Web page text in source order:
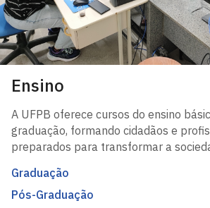
Ensino
A UFPB oferece cursos do ensino
graduação, formando cidadãos e
preparados para transformar a
Graduação
Pós-Graduação